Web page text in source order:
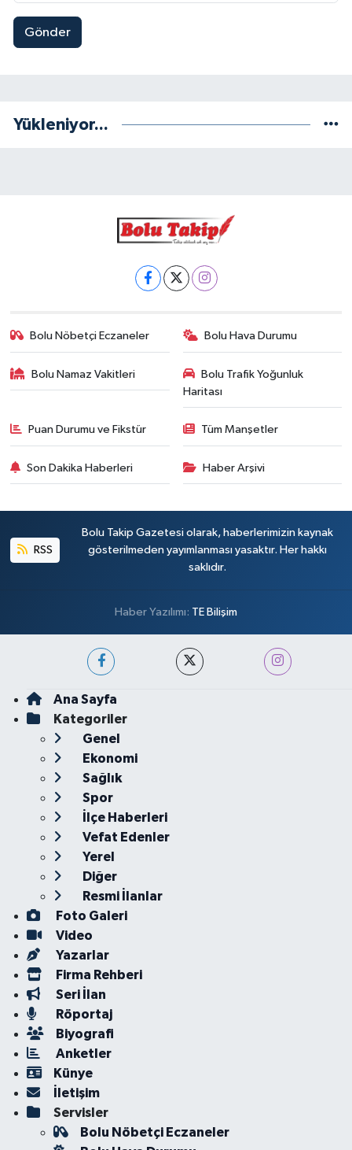
Gönder
Yükleniyor...
Bolu Nöbetçi Eczaneler Bolu Hava Durumu
Bolu Namaz Vakitleri
Bolu Trafik Yoğunluk
Haritası
Puan Durumu ve Fikstür Tüm Manşetler
Son Dakika Haberleri Haber Arşivi
RSS
Bolu Takip Gazetesi olarak, haberlerimizin kaynak
gösterilmeden yayımlanması yasaktır. Her hakkı
saklıdır.
Haber Yazılımı: TE Bilişim
Ana Sayfa
Kategoriler
Genel
Ekonomi
Sağlık
Spor
İlçe Haberleri
Vefat Edenler
Yerel
Diğer
Resmi İlanlar
Foto Galeri
Video
Yazarlar
Firma Rehberi
Seri İlan
Röportaj
Biyografi
Anketler
Künye
İletişim
Servisler
Bolu Nöbetçi Eczaneler